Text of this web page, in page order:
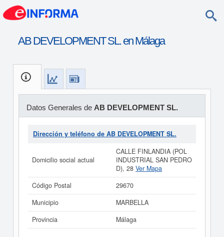
AB DEVELOPMENT SL. en Málaga
Datos Generales de AB DEVELOPMENT SL.
Dirección y teléfono de AB DEVELOPMENT SL.
Domicilio social actual
CALLE FINLANDIA (POL
INDUSTRIAL SAN PEDRO
D), 28 Ver Mapa
Código Postal
29670
Municipio
MARBELLA
Provincia
Málaga